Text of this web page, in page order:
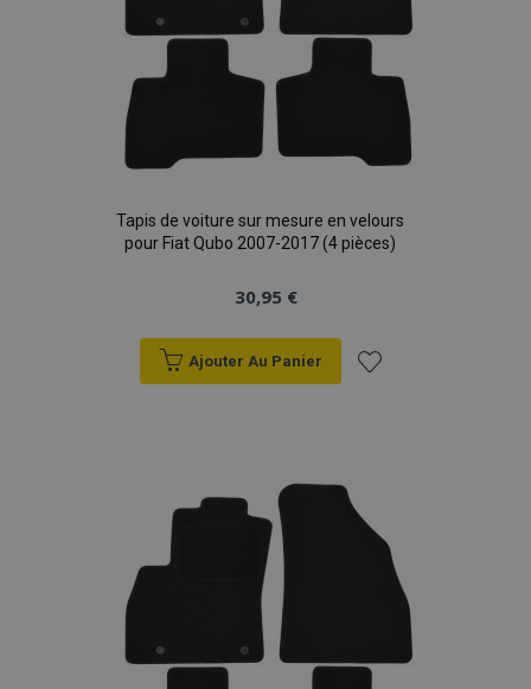
Tapis de voiture sur mesure en velours
pour Fiat Qubo 2007-2017 (4 pièces)
30,95 €
Ajouter Au Panier
liste
d'achats